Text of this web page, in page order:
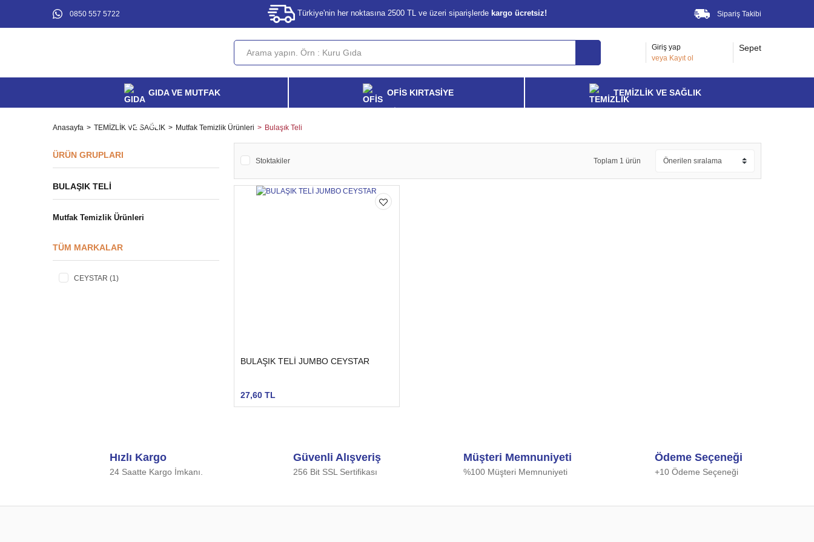
0850 557 5722 Türkiye'nin her noktasına 2500 TL ve üzeri siparişlerde kargo ücretsiz! Sipariş Takibi
Giriş yap
veya Kayıt ol
Sepet
GIDA VE MUTFAK OFİS KIRTASİYE TEMİZLİK VE SAĞLIK
Anasayfa TEMİZLİK VE SAĞLIK Mutfak Temizlik Ürünleri Bulaşık Teli
ÜRÜN GRUPLARI
BULAŞIK TELI
Mutfak Temizlik Ürünleri
TÜM MARKALAR
CEYSTAR (1)
Stoktakiler Toplam 1 ürün
BULAŞIK TELİ JUMBO CEYSTAR
27,60 TL
Hızlı Kargo
24 Saatte Kargo İmkanı.
Güvenli Alışveriş
256 Bit SSL Sertifikası
Müşteri Memnuniyeti
%100 Müşteri Memnuniyeti
Ödeme Seçeneği
+10 Ödeme Seçeneği